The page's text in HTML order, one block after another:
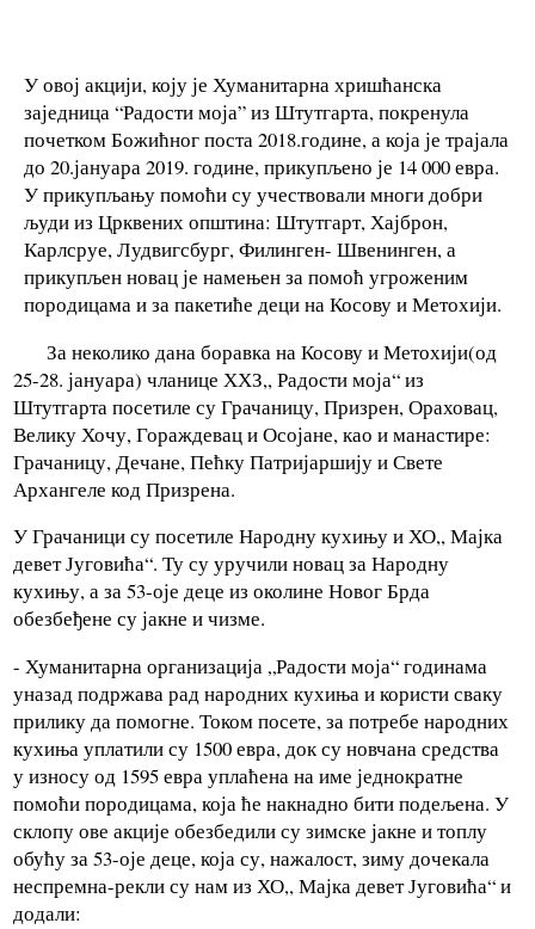
У овој акцији, коју је Хуманитарна хришћанска
заједница “Радости моја” из Штутгарта, покренула
почетком Божићног поста 2018.године, а која је трајала
до 20.јануара 2019. године, прикупљено је 14 000 евра.
У прикупљању помоћи су учествовали многи добри
људи из Црквених општина: Штутгарт, Хајброн,
Карлсруе, Лудвигсбург, Филинген- Швенинген, а
прикупљен новац је намењен за помоћ угроженим
породицама и за пакетиће деци на Косову и Метохији.
За неколико дана боравка на Косову и Метохији(од
25-28. јануара) чланице ХХЗ,, Радости моја“ из
Штутгарта посетиле су Грачаницу, Призрен, Ораховац,
Велику Хочу, Гораждевац и Осојане, као и манастире:
Грачаницу, Дечане, Пећку Патријаршију и Свете
Архангеле код Призрена.
У Грачаници су посетиле Народну кухињу и ХО,, Мајка
девет Југовића“. Ту су уручили новац за Народну
кухињу, а за 53-оје деце из околине Новог Брда
обезбеђене су јакне и чизме.
- Хуманитарна организација „Радости моја“ годинама
уназад подржава рад народних кухиња и користи сваку
прилику да помогне. Током посете, за потребе народних
кухиња уплатили су 1500 евра, док су новчана средства
у износу од 1595 евра уплаћена на име једнократне
помоћи породицама, која ће накнадно бити подељена. У
склопу ове акције обезбедили су зимске јакне и топлу
обућу за 53-оје деце, која су, нажалост, зиму дочекала
неспремна-рекли су нам из ХО,, Мајка девет Југовића“ и
додали: